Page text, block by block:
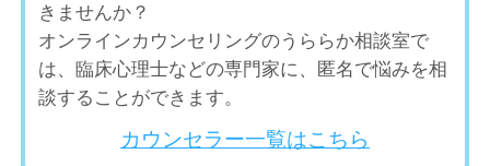
きませんか？
オンラインカウンセリングのうららか相談室で
は、臨床心理士などの専門家に、匿名で悩みを相
談することができます。
カウンセラー一覧はこちら